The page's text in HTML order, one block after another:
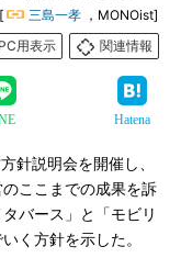
[ 三島一孝 ，MONOist]
PC用表示
関連情報
Hatena
針説明会を開催し、
のここまでの成果を訴
バース」と「モビリ
く方針を示した。